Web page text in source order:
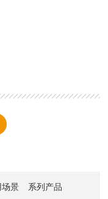
场景 系列产品